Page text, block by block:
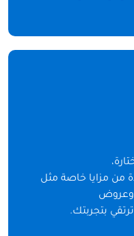
من مزايا خاصة مثل
وعروض
بتجربتك.